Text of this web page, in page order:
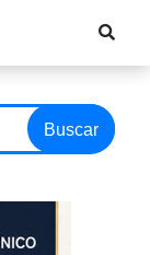
Buscar